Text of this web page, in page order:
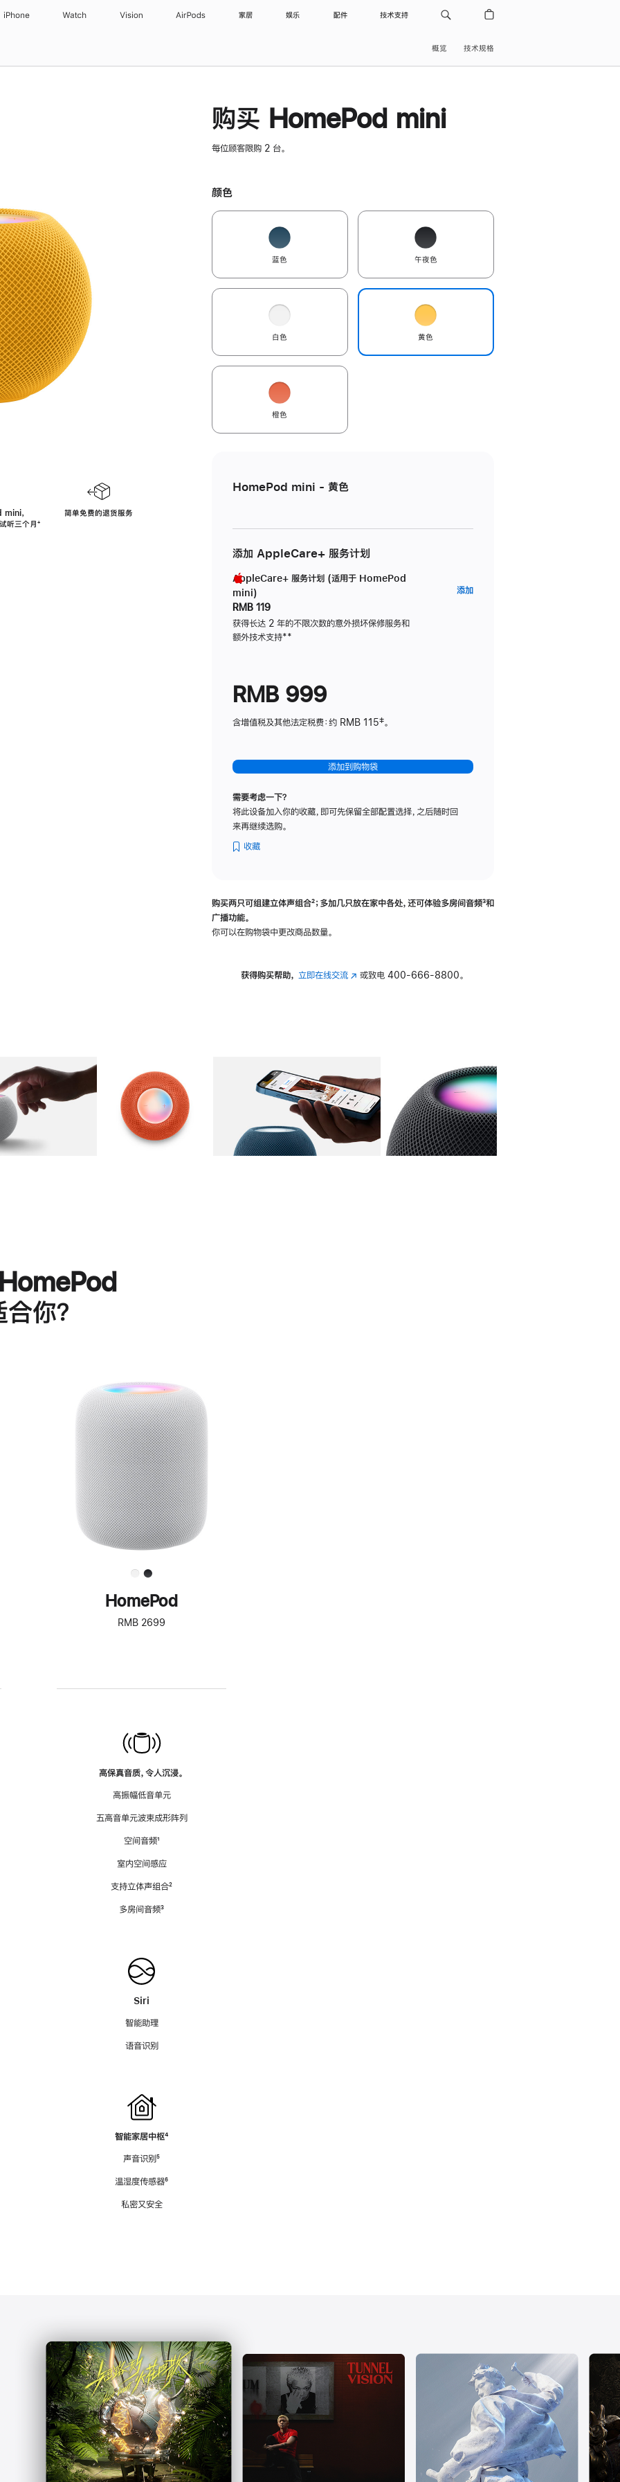
iPhone Watch Vision AirPods 家居 娱乐 配件 技术支持
概览 技术规格
，
听三个月脚
⁺
简单免费的退货服务
购买 HomePod mini
每位顾客限购 2 台。
颜色
蓝色 午夜色
白色 黄色
橙色
HomePod mini - 黄色
添加 AppleCare+ 服务计划
AppleCare+ 服务计划 (适用于 HomePod
mini)
RMB 119
获得长达 2 年的不限次数的意外损坏保修服务和
额外技术支持脚
**
添加AppleCare+
RMB 999
含增值税及其他法定税费：约 RMB 115‡。
添加到购物袋
需要考虑一下？
将此设备加入你的收藏，即可先保留全部配置选择，之后随时回
来再继续选购。
收藏
购买两只可组建立体声组合脚
²；多加几只放在家中各处，还可体验多‍房‍间音频脚
³和
广播功能。
你可以在购物袋中更改商品数量。
获得购买帮助， 立即在线交流(在 或致电 400-666-8800。
图库 图像 图库 图像 图库 图像 4 图库 图像 5
你？
进
一
步
了
解
HomePod<
HomePod
RMB 2699
高保真音质，令人沉浸。
高振幅低音单元
五高音单元波束成形阵列
空间音频脚
¹
室内空间感应
支持立体声组合脚
²
多房间音频脚
³
Siri
智能助理
语音识别
智能家居中枢脚
⁴
声音识别脚
⁵
温湿度传感器脚
⁶
私密又安全